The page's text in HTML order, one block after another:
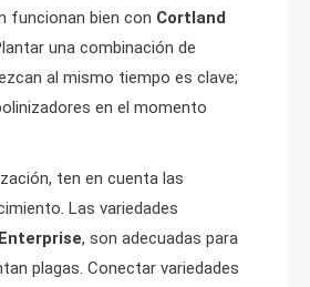
funcionan bien con Cortland
una combinación de
al mismo tiempo es clave;
en el momento
ten en cuenta las
Las variedades
Enterprise, son adecuadas para
plagas. Conectar variedades